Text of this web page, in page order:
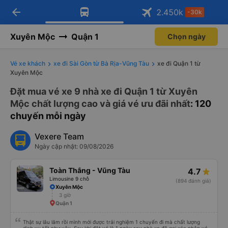
Tải app Vexere ngay!
Nhận ưu đãi thành viên độc
Mở app
Tải app Vexere
-30k/ghế khi đặt vé máy bay qua
Mở app
arrow_back 2.450k -30k
Xuyên Mộc Quận 1 Chọn ngày
Vé xe khách xe đi Sài Gòn từ Bà Rịa-Vũng Tàu
xe đi Quận 1 từ
Xuyên Mộc
Đặt mua vé xe 9 nhà xe đi Quận 1 từ Xuyên
Mộc chất lượng cao và giá vé ưu đãi nhất: 120
chuyến mỗi ngày
Vexere Team
Ngày cập nhật: 09/08/2026
Toàn Thắng - Vũng Tàu
Limousine 9 chỗ
4.7
(894 đánh giá)
Xuyên Mộc
3 giờ
Quận 1
Thật sự lâu lắm rồi mình mới được trải nghiệm 1 chuyến đi mà chất lượng